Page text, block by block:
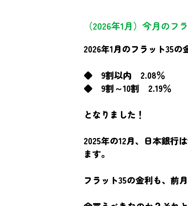
（2026年1月）今月のフ
2026年1月のフラット35の
◆ 9割以内 2.08％
◆ 9割～10割 2.19％
となりました！
2025年の12月、日本銀行
ます。
フラット35の金利も、前